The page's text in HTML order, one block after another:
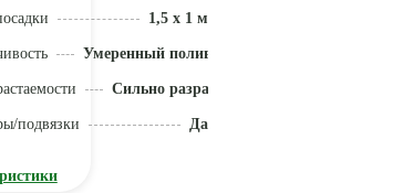
1,5 x 1 м
Умеренный полив
Сильно разрастается
подвязки Да